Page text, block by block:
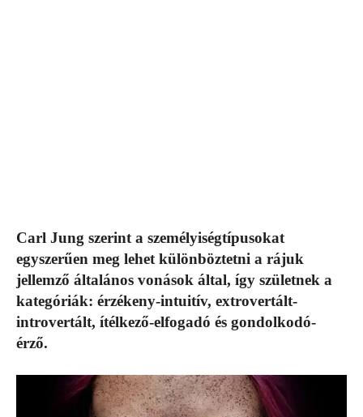
Carl Jung szerint a személyiségtípusokat
egyszerűen meg lehet különböztetni a rájuk
jellemző általános vonások által, így születnek a
kategóriák: érzékeny-intuitív, extrovertált-
introvertált, ítélkező-elfogadó és gondolkodó-
érző.